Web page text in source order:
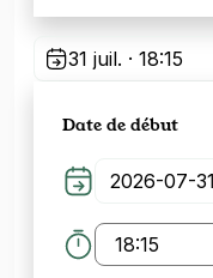
31 juil. · 18:15
Date de début